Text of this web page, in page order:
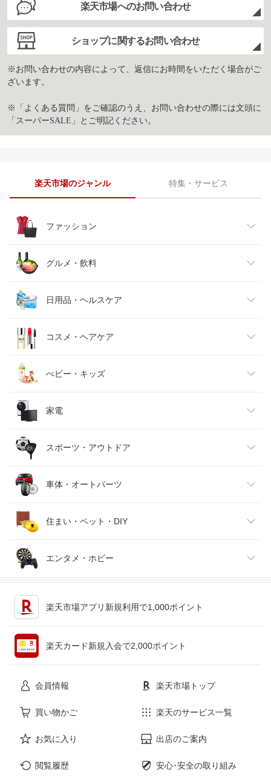
楽天市場へのお問い合わせ
ショップに関するお問い合わせ
※お問い合わせの内容によって、返信にお時間をいただく場合がご
ざいます。
※「よくある質問」をご確認のうえ、お問い合わせの際には文頭に
「スーパーSALE」とご明記ください。
楽天市場のジャンル 特集・サービス
ファッション
レディースファッション
メンズファッション
キッズファッション
ベビーファッション
インナー・下着・ナイトウェア
バッグ・小物・ブランド雑貨
靴
腕時計
ジュエリー・アクセサリー
グルメ・飲料
食品
スイーツ・お菓子
水・ソフトドリンク
ビール・洋酒
ワイン
日本酒・焼酎
日用品・ヘルスケア
日用品雑貨・文房具・手芸
ダイエット・健康
医薬品・コンタクト・介護
コスメ・ヘアケア
美容・コスメ・香水
べビー・キッズ
キッズ・ベビー・マタニティ
おもちゃ
家電
家電
TV・オーディオ・カメラ
スマートフォン・タブレット
パソコン・周辺機器
スポーツ・アウトドア
スポーツ・アウトドア
ゴルフ
車体・オートパーツ
車用品・バイク用品
車・バイク
住まい・ペット・DIY
インテリア・寝具・収納
エンタメ・ホビー
本・雑誌・コミック
楽天市場アプリ新規利用で1,000ポイント
楽天カード新規入会で2,000ポイント
会員情報 楽天市場トップ
買い物かご 楽天のサービス一覧
お気に入り 出店のご案内
閲覧履歴 安心･安全の取り組み